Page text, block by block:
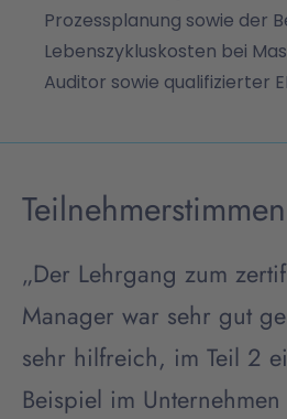
Prozessplanung sowie der
Lebenszykluskosten bei
Auditor sowie qualifizierter
Teilnehmerstimmen
„Der Lehrgang zum
Manager war sehr gut
sehr hilfreich, im Teil 2
Beispiel im